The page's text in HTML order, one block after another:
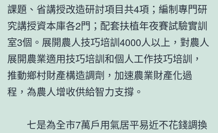
課題、省講授改造研討項目共4項；編制專門研
究講授資本庫各2門；配套扶植年夜賽試驗實訓
室3個。展開農人技巧培訓4000人以上，對農人
展開農業適用技巧培訓和個人工作技巧培訓，
推動鄉村財產構造調劑，加速農業財產化過
程，為農人增收供給智力支撐。
七是為全市7萬戶用氣居平易近不花錢調換